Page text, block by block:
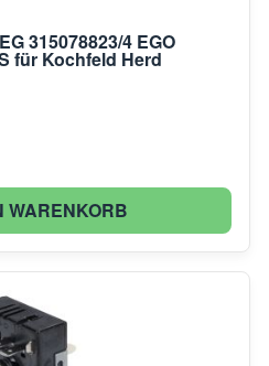
315078823/4 EGO
für Kochfeld Herd
WARENKORB